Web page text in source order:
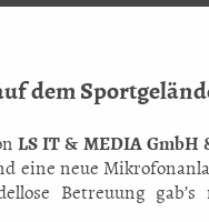
dem
LS IT & MEDIA GmbH
eine neue
Betreuung